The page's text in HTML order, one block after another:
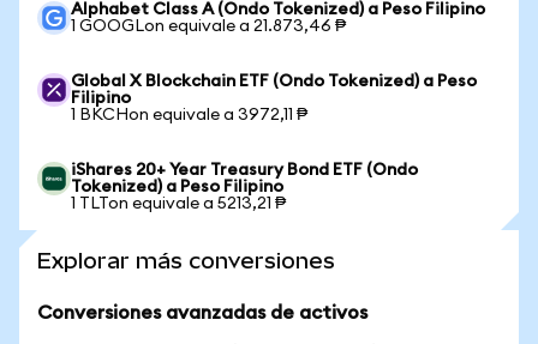
Alphabet Class A (Ondo Tokenized) a Peso Filipino
1 GOOGLon equivale a 21.873,46 ₱
Global X Blockchain ETF (Ondo Tokenized) a Peso
Filipino
1 BKCHon equivale a 3972,11 ₱
iShares 20+ Year Treasury Bond ETF (Ondo
Tokenized) a Peso Filipino
1 TLTon equivale a 5213,21 ₱
Explorar más conversiones
Conversiones avanzadas de activos